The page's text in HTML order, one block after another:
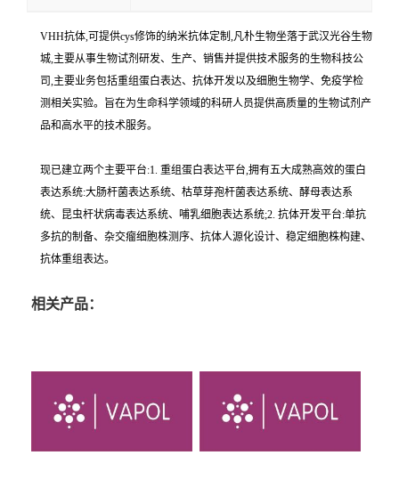
VHH抗体,可提供cys修饰的纳米抗体定制,凡朴生物坐落于武汉光谷生物
城,主要从事生物试剂研发、生产、销售并提供技术服务的生物科技公
司,主要业务包括重组蛋白表达、抗体开发以及细胞生物学、免疫学检
测相关实验。旨在为生命科学领域的科研人员提供高质量的生物试剂产
品和高水平的技术服务。
现已建立两个主要平台:1. 重组蛋白表达平台,拥有五大成熟高效的蛋白
表达系统:大肠杆菌表达系统、枯草芽孢杆菌表达系统、酵母表达系
统、昆虫杆状病毒表达系统、哺乳细胞表达系统;2. 抗体开发平台:单抗
多抗的制备、杂交瘤细胞株测序、抗体人源化设计、稳定细胞株构建、
抗体重组表达。
相关产品：